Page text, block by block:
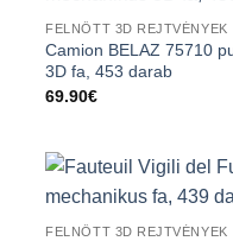
FELNŐTT 3D REJTVÉNYEK
Camion BELAZ 75710
3D fa, 453 darab
69.90€
FELNŐTT 3D REJTVÉNYEK